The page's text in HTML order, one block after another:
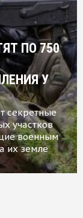
ПО 750
У
секретные
участков
военным
их земле